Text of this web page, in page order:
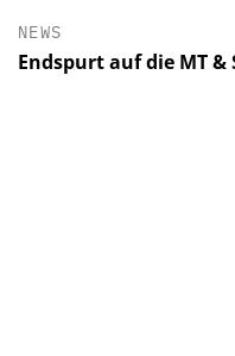
NEWS
Endspurt auf die MT